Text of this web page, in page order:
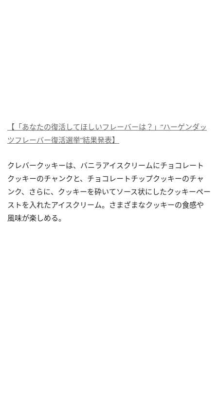
【「あなたの復活してほしいフレーバーは？」”ハーゲンダッ
ツフレーバー復活選挙”結果発表】
クレバークッキーは、バニラアイスクリームにチョコレート
クッキーのチャンクと、チョコレートチップクッキーのチャ
ンク、さらに、クッキーを砕いてソース状にしたクッキーペー
ストを入れたアイスクリーム。さまざまなクッキーの食感や
風味が楽しめる。